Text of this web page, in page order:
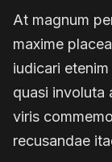
At magnum
maxime
iudicari
quasi involuta
viris
recusandae